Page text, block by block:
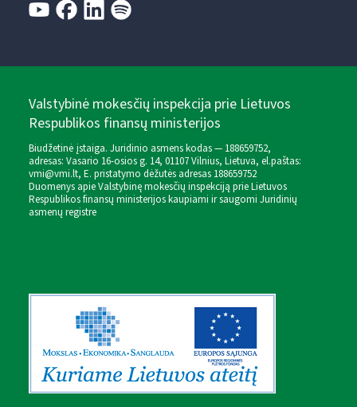
Valstybinė mokesčių inspekcija prie Lietuvos
Respublikos finansų ministerijos
Biudžetinė įstaiga. Juridinio asmens kodas — 188659752,
adresas: Vasario 16-osios g. 14, 01107 Vilnius, Lietuva, el.paštas:
vmi@vmi.lt, E. pristatymo dėžutės adresas 188659752
Duomenys apie Valstybinę mokesčių inspekciją prie Lietuvos
Respublikos finansų ministerijos kaupiami ir saugomi Juridinių
asmenų registre